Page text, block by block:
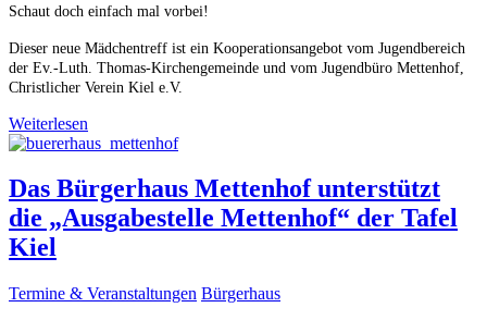
Schaut doch einfach mal vorbei!
Dieser neue Mädchentreff ist ein Kooperationsangebot vom Jugendbereich
der Ev.-Luth. Thomas-Kirchengemeinde und vom Jugendbüro Mettenhof,
Christlicher Verein Kiel e.V.
Weiterlesen
Das Bürgerhaus Mettenhof unterstützt
die „Ausgabestelle Mettenhof“ der Tafel
Kiel
Termine & Veranstaltungen Bürgerhaus